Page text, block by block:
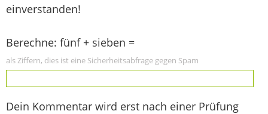
einverstanden!
Berechne: fünf + sieben =
als Ziffern, dies ist eine Sicherheitsabfrage gegen Spam
Dein Kommentar wird erst nach einer Prüfung